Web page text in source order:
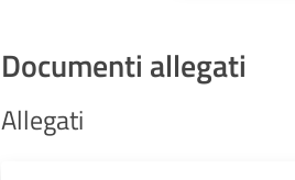
Documenti allegati
Allegati